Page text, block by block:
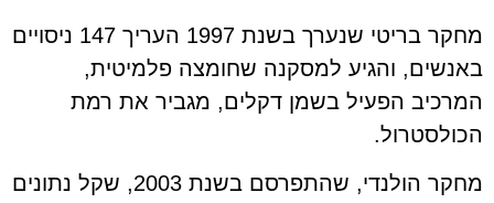
מחקר בריטי שנערך בשנת 1997 העריך 147 ניסויים
באנשים, והגיע למסקנה שחומצה פלמיטית,
המרכיב הפעיל בשמן דקלים, מגביר את רמת
הכולסטרול.
מחקר הולנדי, שהתפרסם בשנת 2003, שקל נתונים